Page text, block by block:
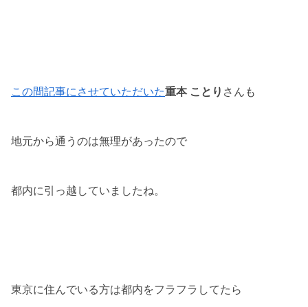
この間記事にさせていただいた重本 ことり さんも
地元から通うのは無理があったので
都内に引っ越していましたね。
東京に住んでいる方は都内をフラフラしてたら